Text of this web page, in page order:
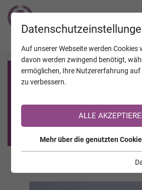
Registrierung auf
Sie sind noch nicht auf
>> zur kostenlosen
Auf unserer Webseite werden Cookies
davon werden zwingend benötigt,
ermöglichen, Ihre Nutzererfahrung auf
zu verbessern.
ALLE
Mehr über die genutzten
JAHRESTAGE KALENDER